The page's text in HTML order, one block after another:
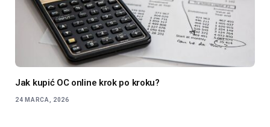
Jak kupić OC online krok po kroku?
24 MARCA, 2026